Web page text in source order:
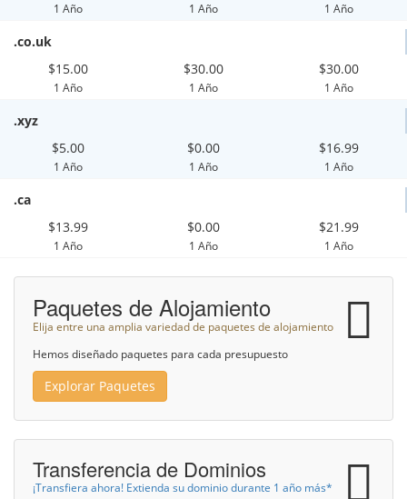
1 Año 1 Año 1 Año
.co.uk
$15.00
1 Año
$30.00
1 Año
$30.00
1 Año
.xyz
$5.00
1 Año
$0.00
1 Año
$16.99
1 Año
.ca
$13.99
1 Año
$0.00
1 Año
$21.99
1 Año
Paquetes de Alojamiento
Elija entre una amplia variedad de paquetes de alojamiento
Hemos diseñado paquetes para cada presupuesto
Explorar Paquetes
Transferencia de Dominios
¡Transfiera ahora! Extienda su dominio durante 1 año más*